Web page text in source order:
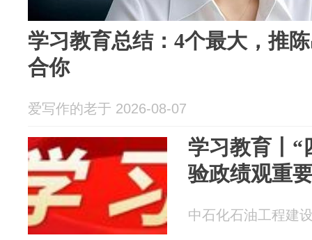
学习教育总结：4个最大，推
合你
爱写作的老于 2026-08-07
学习教育丨“
验政绩观重
中石化石油工程建